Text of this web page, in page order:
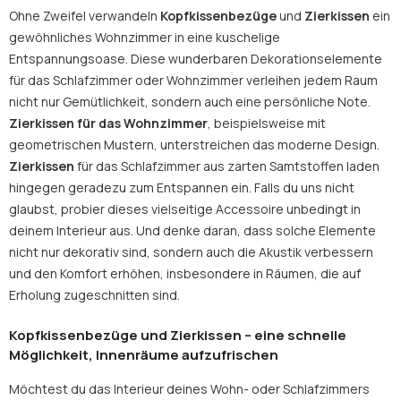
Ohne Zweifel verwandeln Kopfkissenbezügeund Zierkissen ein
gewöhnliches Wohnzimmer in eine kuschelige
Entspannungsoase. Diese wunderbaren Dekorationselemente
für das Schlafzimmer oder Wohnzimmer verleihen jedem Raum
nicht nur Gemütlichkeit, sondern auch eine persönliche Note.
Zierkissen für das Wohnzimmer, beispielsweise mit
geometrischen Mustern, unterstreichen das moderne Design.
Zierkissen für das Schlafzimmer aus zarten Samtstoffen laden
hingegen geradezu zum Entspannen ein. Falls du uns nicht
glaubst, probier dieses vielseitige Accessoire unbedingt in
deinem Interieur aus. Und denke daran, dass solche Elemente
nicht nur dekorativ sind, sondern auch die Akustik verbessern
und den Komfort erhöhen, insbesondere in Räumen, die auf
Erholung zugeschnitten sind.
Kopfkissenbezüge und Zierkissen – eine schnelle
Möglichkeit, Innenräume aufzufrischen
Möchtest du das Interieur deines Wohn- oder Schlafzimmers